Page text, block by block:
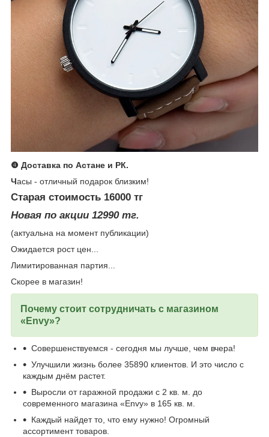
❹ Доставка по Астане и РК.
Часы - отличный подарок близким!
Старая стоимость 16000 тг
Новая по акции 12990 тг.
(актуальна на момент публикации)
Ожидается рост цен...
Лимитированная партия...
Скорее в магазин!
Почему стоит сотрудничать с магазином
«Envy»?
Совершенствуемся - сегодня мы лучше, чем вчера!
Улучшили жизнь более 35890 клиентов. И это число с
каждым днём растет.
Выросли от гаражной продажи с 2 кв. м. до
современного магазина «Envy» в 165 кв. м.
Каждый найдет то, что ему нужно! Огромный
ассортимент товаров.